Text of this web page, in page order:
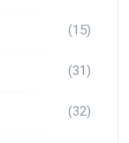
(15)
(31)
(32)